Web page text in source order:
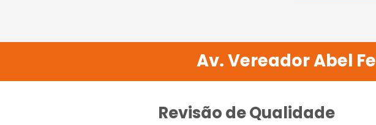
Av. Vereador Abel
Revisão de Qualidade